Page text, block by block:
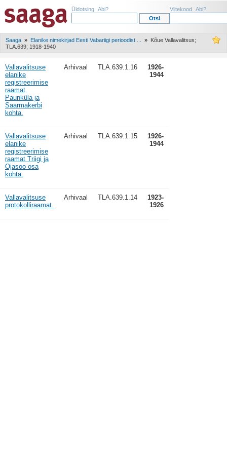
Üldotsing Abi? Viitekood Abi?
Saaga » Elanike nimekirjad Eesti Vabariigi perioodist ... » Kõue Vallavalitsus;
TLA.639; 1918-1940
Vallavalitsuse
elanike
registreerimise
raamat
Paunküla ja
Saarmakerbi
kohta.
Arhivaal TLA.639.1.16
1926-
1944
Vallavalitsuse
elanike
registreerimise
raamat Triigi ja
Ojasoo osa
kohta.
Arhivaal TLA.639.1.15
1926-
1944
Vallavalitsuse
protokolliraamat.
Arhivaal TLA.639.1.14
1923-
1926